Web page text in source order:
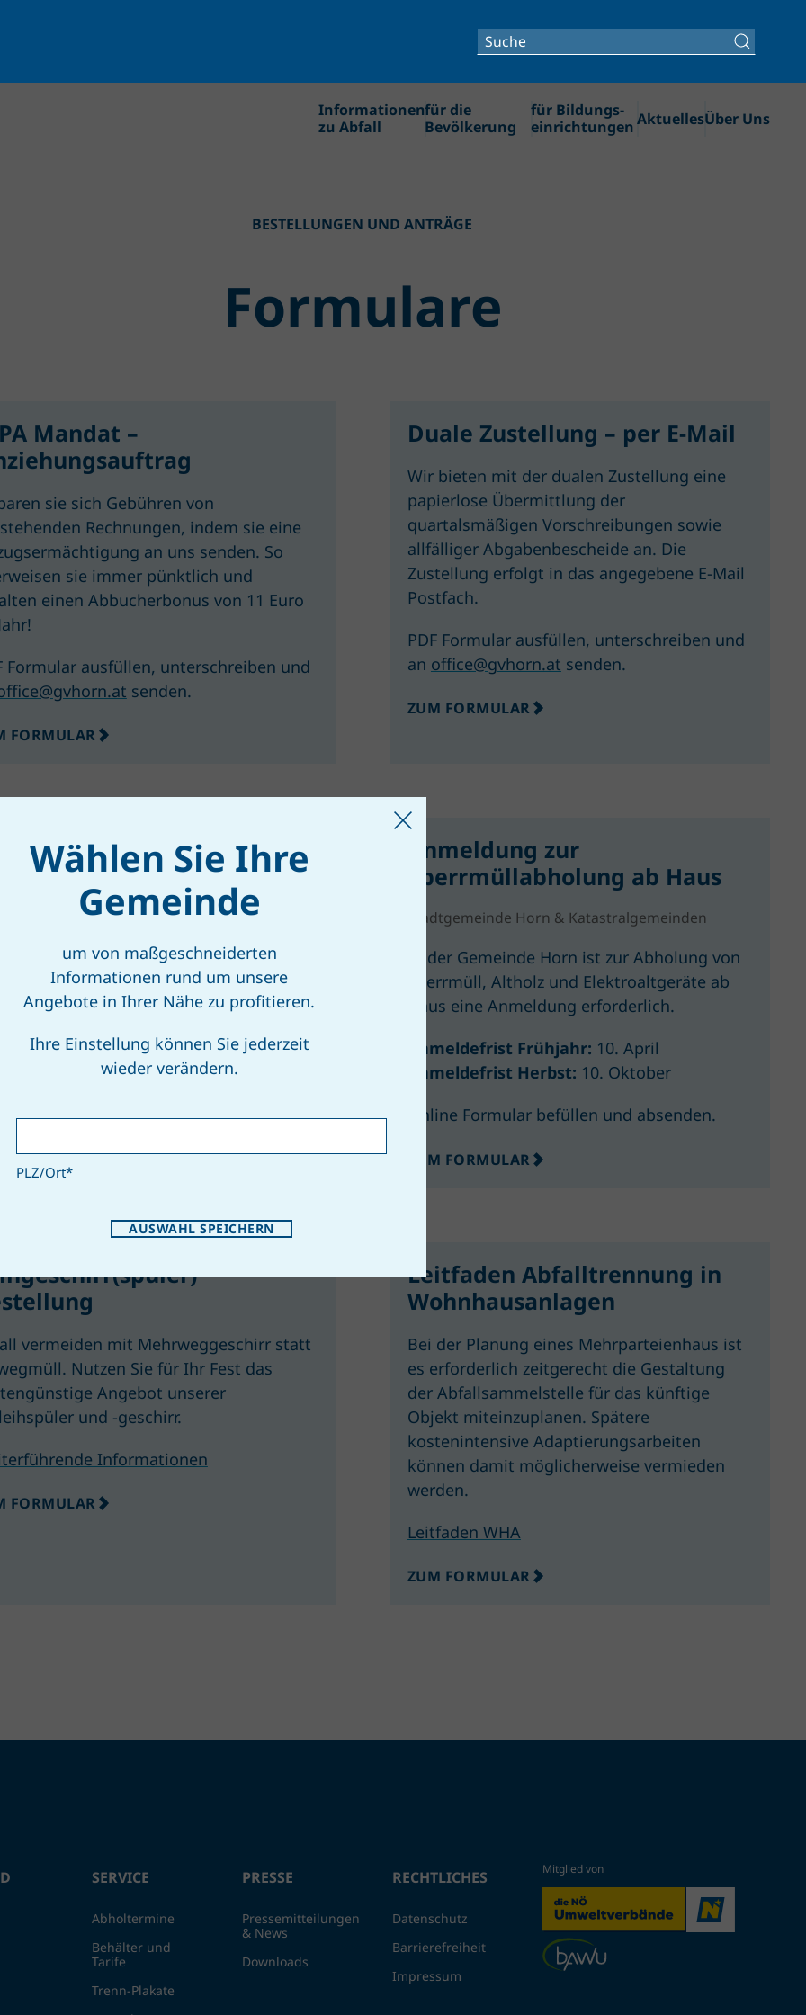
Informationen
zu Abfall
für die
Bevölkerung
für Bildungs­
einrichtungenAktuellesÜber Uns
BESTELLUNGEN UND ANTRÄGE
Formulare
Mandat –
sie sich Gebühren von
Rechnungen, indem sie eine
an uns senden. So
sie immer pünktlich und
einen Abbucherbonus von 11 Euro
Formular ausfüllen, unterschreiben und
senden.
FORMULAR
Duale Zustellung – per E-Mail
Wir bieten mit der dualen Zustellung eine
papierlose Übermittlung der
quartalsmäßigen Vorschreibungen sowie
allfälliger Abgabenbescheide an. Die
Zustellung erfolgt in das angegebene E-Mail
Postfach.
PDF Formular ausfüllen, unterschreiben und
an office@gvhorn.at senden.
ZUM FORMULAR
Sie uns Ihre Änderungswünsche für
Änderung der Tonnengröße
Abbestellung von Tonnen
Änderung des Liegenschaftseigentümers
Formular ausfüllen, unterschreiben und
FORMULAR
Anmeldung zur
Sperrmüllabholung ab Haus
Stadtgemeinde Horn & Katastralgemeinden
In der Gemeinde Horn ist zur Abholung von
Sperrmüll, Altholz und Elektroaltgeräte ab
Haus eine Anmeldung erforderlich.
Anmeldefrist Frühjahr: 10. April
Anmeldefrist Herbst: 10. Oktober
Online Formular befüllen und absenden.
ZUM FORMULAR
vermeiden mit Mehrweggeschirr statt
Nutzen Sie für Ihr Fest das
Angebot unserer
und -geschirr.
Informationen
FORMULAR
Leitfaden Abfalltrennung in
Wohnhausanlagen
Bei der Planung eines Mehrparteienhaus ist
es erforderlich zeitgerecht die Gestaltung
der Abfallsammelstelle für das künftige
Objekt miteinzuplanen. Spätere
kostenintensive Adaptierungsarbeiten
können damit möglicherweise vermieden
werden.
Leitfaden WHA
ZUM FORMULAR
SERVICE
Abholtermine
Behälter und
Tarife
Trenn-Plakate
PRESSE
Pressemitteilungen
& News
Downloads
RECHTLICHES
Datenschutz
Barrierefreiheit
Impressum
Wählen Sie Ihre
Gemeinde
um von maßgeschneiderten
Informationen rund um unsere
Angebote in Ihrer Nähe zu profitieren.
Ihre Einstellung können Sie jederzeit
wieder verändern.
PLZ/Ort*
AUSWAHL SPEICHERN